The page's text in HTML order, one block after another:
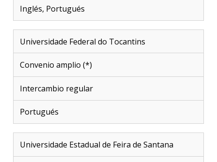
Inglés, Portugués
Universidade Federal do Tocantins
Convenio amplio (*)
Intercambio regular
Portugués
Universidade Estadual de Feira de Santana